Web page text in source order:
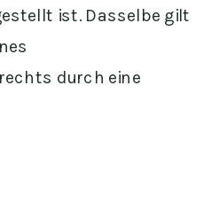
ist. Dasselbe gilt
durch eine